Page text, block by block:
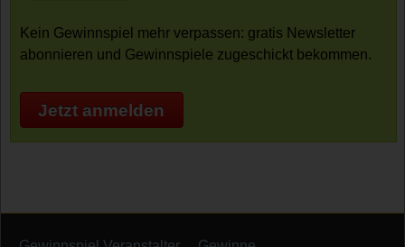
Kein Gewinnspiel mehr verpassen: gratis Newsletter
abonnieren und Gewinnspiele zugeschickt bekommen.
Jetzt anmelden